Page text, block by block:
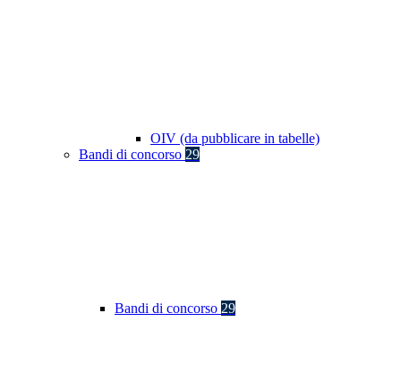
OIV (da pubblicare in tabelle)
Bandi di concorso 29
Bandi di concorso 29